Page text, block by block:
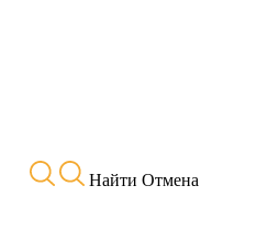
Найти Отмена